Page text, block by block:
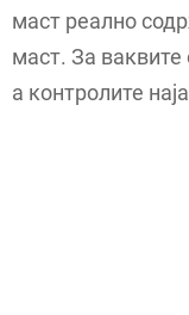
маст реално
маст. За
а контролите